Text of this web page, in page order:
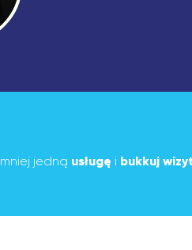
jedną usługę i bukkuj